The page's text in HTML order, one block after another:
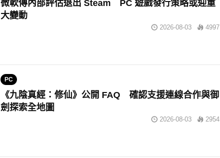
微軟傳內部評估退出 Steam PC 遊戲發行策略或迎重
大變動
2026-08-03 4997
PC
《九陰真經：修仙》公開 FAQ 確認支援連線合作與御
劍探索全地圖
2026-08-03 2954